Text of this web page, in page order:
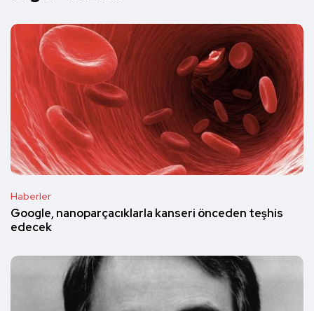
Haberler
Google, nanoparçacıklarla kanseri önceden teşhis
edecek